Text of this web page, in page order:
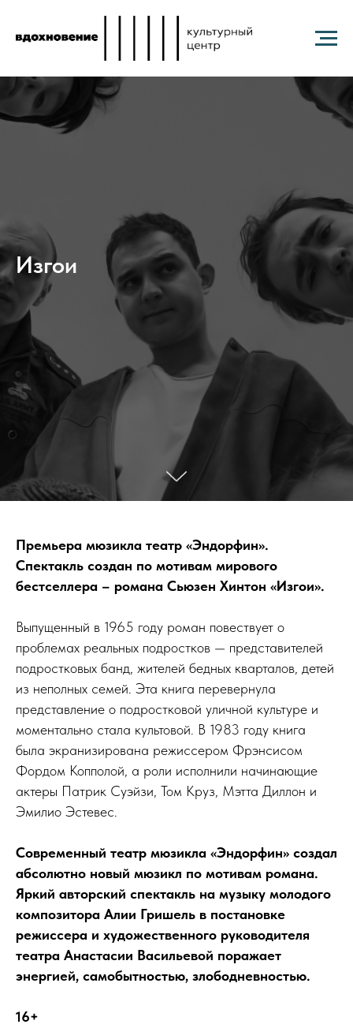
Изгои
Премьера мюзикла театр «Эндорфин».
Спектакль создан по мотивам мирового
бестселлера – романа Сьюзен Хинтон «Изгои».
Выпущенный в 1965 году роман повествует о
проблемах реальных подростков — представителей
подростковых банд, жителей бедных кварталов, детей
из неполных семей. Эта книга перевернула
представление о подростковой уличной культуре и
моментально стала культовой. В 1983 году книга
была экранизирована режиссером Фрэнсисом
Фордом Копполой, а роли исполнили начинающие
актеры Патрик Суэйзи, Том Круз, Мэтта Диллон и
Эмилио Эстевес.
Современный театр мюзикла «Эндорфин» создал
абсолютно новый мюзикл по мотивам романа.
Яркий авторский спектакль на музыку молодого
композитора Алии Гришель в постановке
режиссера и художественного руководителя
театра Анастасии Васильевой поражает
энергией, самобытностью, злободневностью.
16+